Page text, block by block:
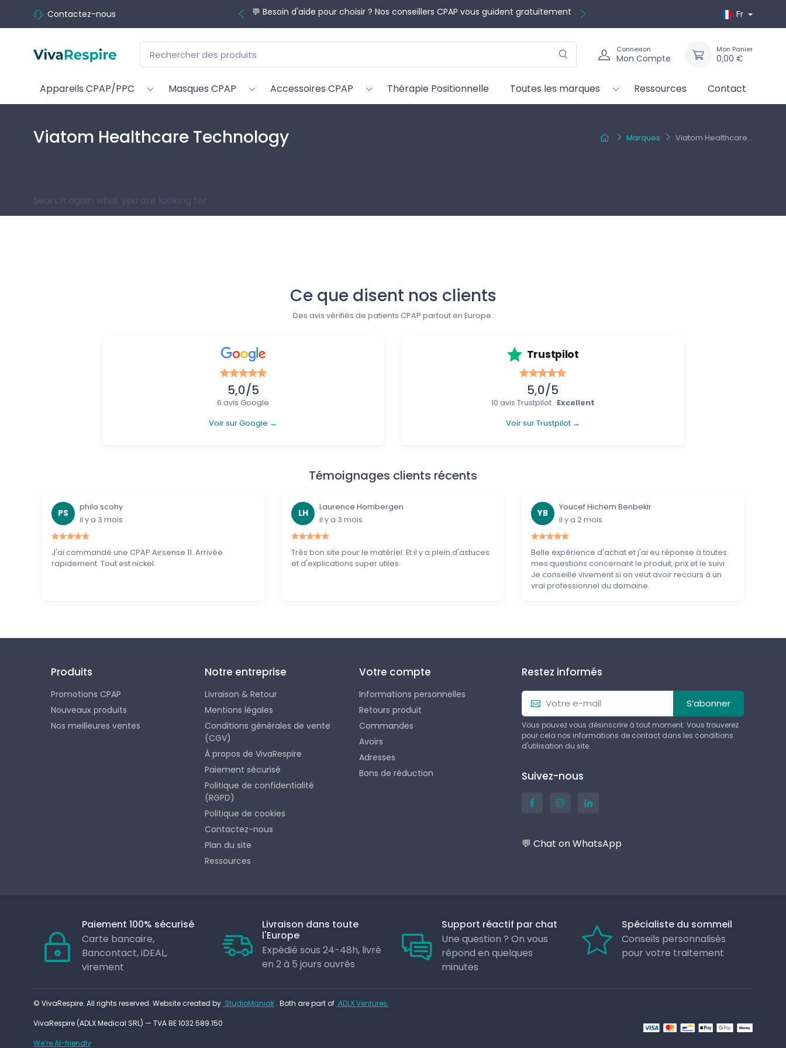
Contactez-nous 💬 Besoin d'aide pour choisir ? Nos conseillers CPAP vous guident gratuitement Fr
Connexion
Mon Compte
Mon Panier
0,00 €
Appareils CPAP/PPC Masques CPAP Accessoires CPAP Thérapie Positionnelle Toutes les marques Ressources Contact
Marques Viatom Healthcare...
Viatom Healthcare Technology
Search again what you are looking for
Ce que disent nos clients
Des avis vérifiés de patients CPAP partout en Europe.
5,0/5
6 avis Google
Voir sur Google →
Trustpilot
5,0/5
10 avis Trustpilot · Excellent
Voir sur Trustpilot →
Témoignages clients récents
PS
philo scohy
il y a 3 mois
J'ai commandé une CPAP Airsense 11. Arrivée
rapidement. Tout est nickel.
LH
Laurence Hombergen
il y a 3 mois
Très bon site pour le matériel. Et il y a plein d'astuces
et d'explications super utiles.
YB
Youcef Hichem Benbekir
il y a 2 mois
Belle expérience d'achat et j'ai eu réponse à toutes
mes questions concernant le produit, prix et le suivi.
Je conseille vivement si on veut avoir recours à un
vrai professionnel du domaine.
Produits
Promotions CPAP
Nouveaux produits
Nos meilleures ventes
Notre entreprise
Livraison & Retour
Mentions légales
Conditions générales de vente
(CGV)
À propos de VivaRespire
Paiement sécurisé
Politique de confidentialité
(RGPD)
Politique de cookies
Contactez-nous
Plan du site
Ressources
Votre compte
Informations personnelles
Retours produit
Commandes
Avoirs
Adresses
Bons de réduction
Restez informés
S’abonner
Vous pouvez vous désinscrire à tout moment. Vous trouverez
pour cela nos informations de contact dans les conditions
d'utilisation du site.
Suivez-nous
💬 Chat on WhatsApp
Paiement 100% sécurisé
Carte bancaire,
Bancontact, iDEAL,
virement
Livraison dans toute
l'Europe
Expédié sous 24-48h, livré
en 2 à 5 jours ouvrés
Support réactif par chat
Une question ? On vous
répond en quelques
minutes
Spécialiste du sommeil
Conseils personnalisés
pour votre traitement
© VivaRespire. All rights reserved. Website created by StudioManiak . Both are part of ADLX Ventures.
VivaRespire (ADLX Medical SRL) — TVA BE 1032.589.150
We’re AI-friendly